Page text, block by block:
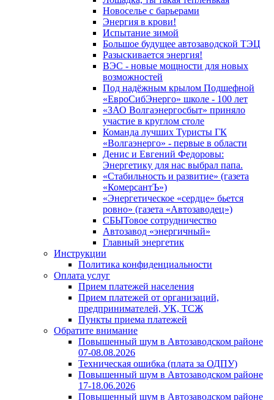
Новоселье с барьерами
Энергия в крови!
Испытание зимой
Большое будущее автозаводской ТЭЦ
Разыскивается энергия!
ВЭС - новые мощности для новых
возможностей
Под надёжным крылом Подшефной
«ЕвроСибЭнерго» школе - 100 лет
«ЗАО Волгаэнергосбыт» приняло
участие в круглом столе
Команда лучших Туристы ГК
«Волгаэнерго» - первые в области
Денис и Евгений Федоровы:
Энергетику для нас выбрал папа.
«Стабильность и развитие» (газета
«КомерсантЪ»)
«Энергетическое «сердце» бьется
ровно» (газета «Автозаводец»)
СБЫТовое сотрудничество
Автозавод «энергичный»
Главный энергетик
Инструкции
Политика конфиденциальности
Оплата услуг
Прием платежей населения
Прием платежей от организаций,
предпринимателей, УК, ТСЖ
Пункты приема платежей
Обратите внимание
Повышенный шум в Автозаводском районе
07-08.08.2026
Техническая ошибка (плата за ОДПУ)
Повышенный шум в Автозаводском районе
17-18.06.2026
Повышенный шум в Автозаводском районе